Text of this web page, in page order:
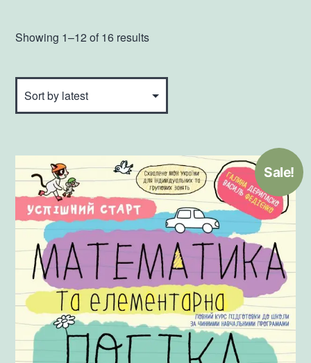
Showing 1–12 of 16 results
Sale!